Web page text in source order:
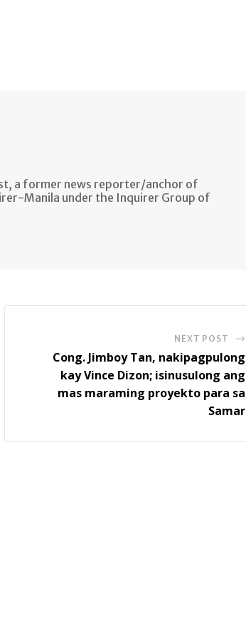
a former news reporter/anchor of
Manila under the Inquirer Group of
NEXT POST
Cong. Jimboy Tan, nakipagpulong
kay Vince Dizon; isinusulong ang
mas maraming proyekto para sa
Samar